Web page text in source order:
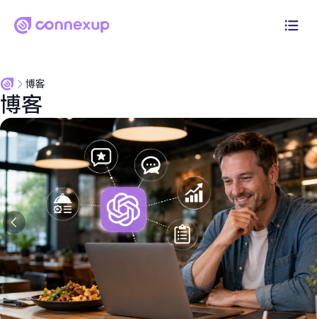
产品
解决方案
定价
资源
登录
开始免费试用30天
博客
博客